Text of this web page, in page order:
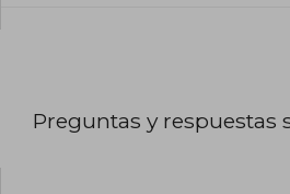
Preguntas y respuestas